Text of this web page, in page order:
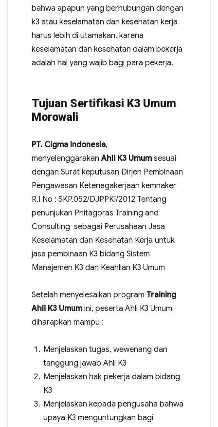
bahwa apapun yang berhubungan dengan
k3 atau keselamatan dan kesehatan kerja
harus lebih di utamakan, karena
keselamatan dan kesehatan dalam bekerja
adalah hal yang wajib bagi para pekerja.
Tujuan Sertifikasi K3 Umum
Morowali
PT. Cigma Indonesia,
menyelenggarakanAhli K3 Umumsesuai
dengan Surat keputusan Dirjen Pembinaan
Pengawasan Ketenagakerjaan kemnaker
R.I No : SKP.052/DJPPKI/2012 Tentang
penunjukan Phitagoras Training and
Consulting sebagai Perusahaan Jasa
Keselamatan dan Kesehatan Kerja untuk
jasa pembinaan K3 bidang Sistem
Manajemen K3 dan Keahlian K3 Umum
Setelah menyelesaikan program Training
Ahli K3 Umumini, peserta Ahli K3 Umum
diharapkan mampu :
Menjelaskan tugas, wewenang dan
tanggung jawab Ahli K3
Menjelaskan hak pekerja dalam bidang
K3
Menjelaskan kepada pengusaha bahwa
upaya K3 menguntungkan bagi